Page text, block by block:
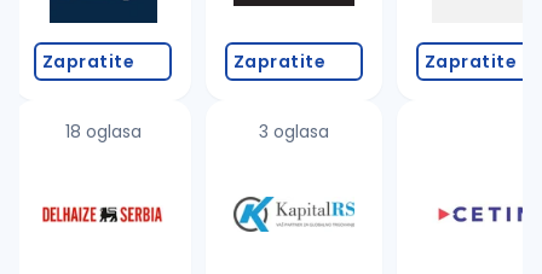
Zapratite
18 oglasa
Zapratite
3 oglasa
Zapratite